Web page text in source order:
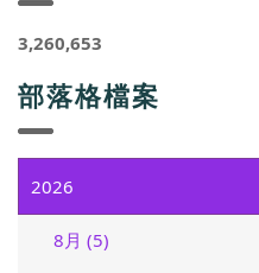
3,260,653
部落格檔案
2026
8月 (5)